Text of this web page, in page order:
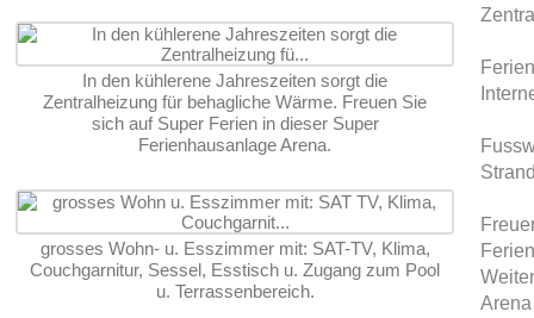
In den kühlerene Jahreszeiten sorgt die
Zentralheizung für behagliche Wärme. Freuen Sie
sich auf Super Ferien in dieser Super
Ferienhausanlage Arena.
grosses Wohn- u. Esszimmer mit: SAT-TV, Klima,
Couchgarnitur, Sessel, Esstisch u. Zugang zum Pool
u. Terrassenbereich.